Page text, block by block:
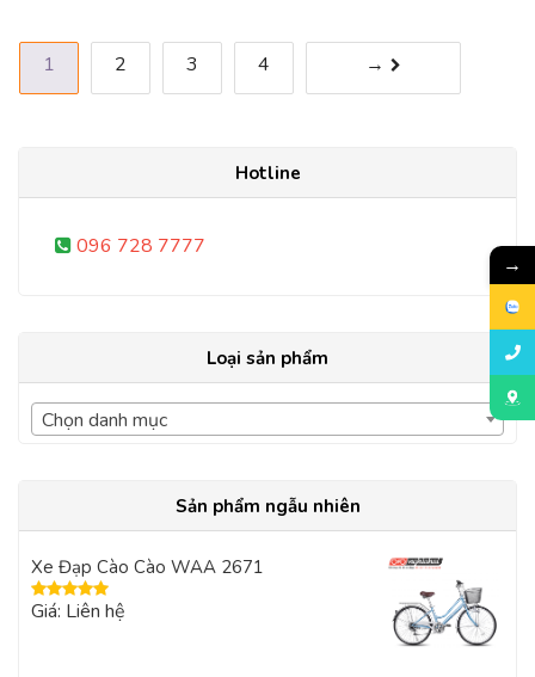
1 2 3 4 →
Hotline
096 728 7777
Loại sản phẩm
Chọn danh mục
Sản phẩm ngẫu nhiên
Xe Đạp Cào Cào WAA 2671
Được xếp
Giá: Liên hệ
→